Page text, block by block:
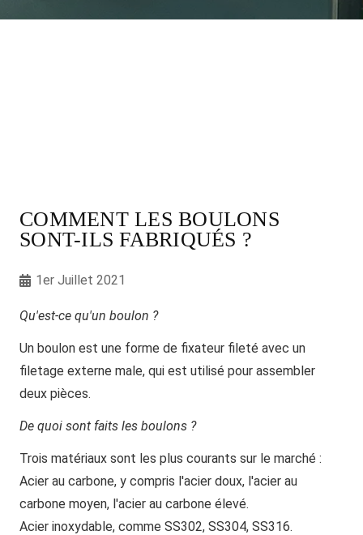
COMMENT LES BOULONS
SONT-ILS FABRIQUÉS ?
1er Juillet 2021
Qu'est-ce qu'un boulon ?
Un boulon est une forme de fixateur fileté avec un
filetage externe male, qui est utilisé pour assembler
deux pièces.
De quoi sont faits les boulons ?
Trois matériaux sont les plus courants sur le marché :
Acier au carbone, y compris l'acier doux, l'acier au
carbone moyen, l'acier au carbone élevé.
Acier inoxydable, comme SS302, SS304, SS316.